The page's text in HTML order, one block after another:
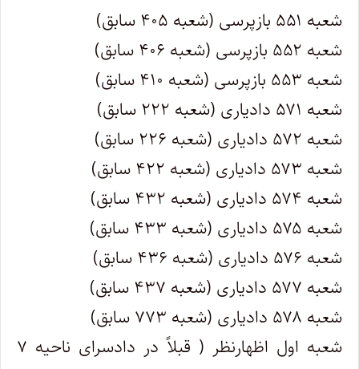
شعبه ۵۵۱ بازپرسی (شعبه ۴۰۵ سابق)
شعبه ۵۵۲ بازپرسی (شعبه ۴۰۶ سابق)
شعبه ۵۵۳ بازپرسی (شعبه ۴۱۰ سابق)
شعبه ۵۷۱ دادیاری (شعبه ۲۲۲ سابق)
شعبه ۵۷۲ دادیاری (شعبه ۲۲۶ سابق)
شعبه ۵۷۳ دادیاری (شعبه ۴۲۲ سابق)
شعبه ۵۷۴ دادیاری (شعبه ۴۳۲ سابق)
شعبه ۵۷۵ دادیاری (شعبه ۴۳۳ سابق)
شعبه ۵۷۶ دادیاری (شعبه ۴۳۶ سابق)
شعبه ۵۷۷ دادیاری (شعبه ۴۳۷ سابق)
شعبه ۵۷۸ دادیاری (شعبه ۷۷۳ سابق)
شعبه اول اظهارنظر ( قبلاً در دادسرای ناحیه ۷